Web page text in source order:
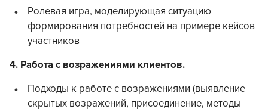
Ролевая игра, моделирующая ситуацию
формирования потребностей на примере кейсов
участников
​4. Работа с возражениями клиентов.
Подходы к работе с возражениями (выявление
скрытых возражений, присоединение, методы